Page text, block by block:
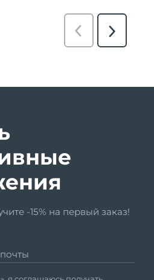
-15% на первый заказ!